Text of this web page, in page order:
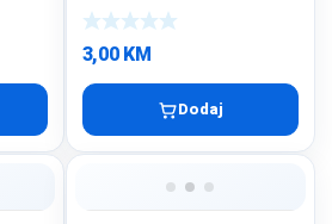
3,00KM
Dodaj